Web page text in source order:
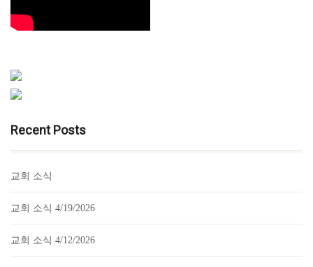
Recent Posts
교회 소식
교회 소식 4/19/2026
교회 소식 4/12/2026